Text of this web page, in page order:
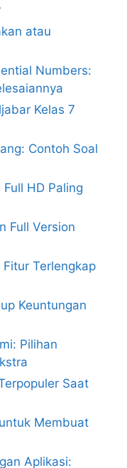
atau
Numbers:
Kelas 7
Contoh Soal
HD Paling
Full Version
Terlengkap
Keuntungan
Pilihan
Saat
Membuat
Aplikasi: